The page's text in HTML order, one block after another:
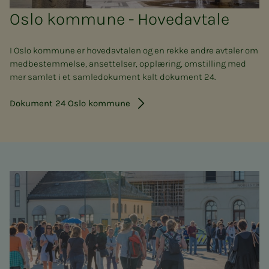
Oslo kommune - Hovedavtale
I Oslo kommune er hovedavtalen og en rekke andre avtaler om
medbestemmelse, ansettelser, opplæring, omstilling med
mer samlet i et samledokument kalt dokument 24.
Dokument 24 Oslo kommune